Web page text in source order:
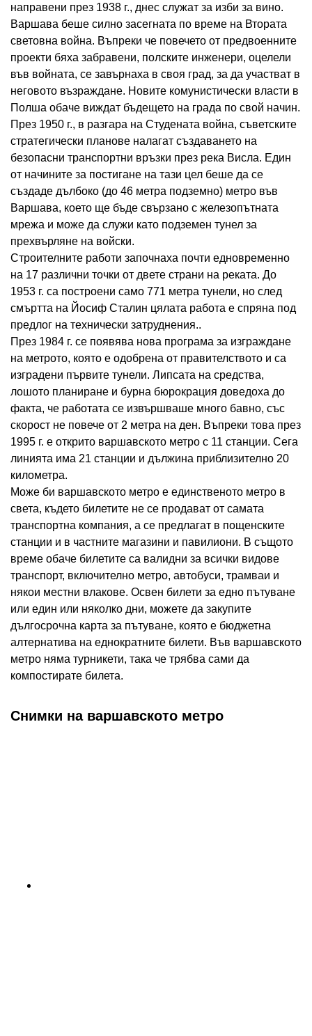
направени през 1938 г., днес служат за изби за вино.
Варшава беше силно засегната по време на Втората
световна война. Въпреки че повечето от предвоенните
проекти бяха забравени, полските инженери, оцелели
във войната, се завърнаха в своя град, за да участват в
неговото възраждане. Новите комунистически власти в
Полша обаче виждат бъдещето на града по свой начин.
През 1950 г., в разгара на Студената война, съветските
стратегически планове налагат създаването на
безопасни транспортни връзки през река Висла. Един
от начините за постигане на тази цел беше да се
създаде дълбоко (до 46 метра подземно) метро във
Варшава, което ще бъде свързано с железопътната
мрежа и може да служи като подземен тунел за
прехвърляне на войски.
Строителните работи започнаха почти едновременно
на 17 различни точки от двете страни на реката. До
1953 г. са построени само 771 метра тунели, но след
смъртта на Йосиф Сталин цялата работа е спряна под
предлог на технически затруднения..
През 1984 г. се появява нова програма за изграждане
на метрото, която е одобрена от правителството и са
изградени първите тунели. Липсата на средства,
лошото планиране и бурна бюрокрация доведоха до
факта, че работата се извършваше много бавно, със
скорост не повече от 2 метра на ден. Въпреки това през
1995 г. е открито варшавското метро с 11 станции. Сега
линията има 21 станции и дължина приблизително 20
километра.
Може би варшавското метро е единственото метро в
света, където билетите не се продават от самата
транспортна компания, а се предлагат в пощенските
станции и в частните магазини и павилиони. В същото
време обаче билетите са валидни за всички видове
транспорт, включително метро, ​​автобуси, трамваи и
някои местни влакове. Освен билети за едно пътуване
или един или няколко дни, можете да закупите
дългосрочна карта за пътуване, която е бюджетна
алтернатива на еднократните билети. Във варшавското
метро няма турникети, така че трябва сами да
компостирате билета.
Снимки на варшавското метро